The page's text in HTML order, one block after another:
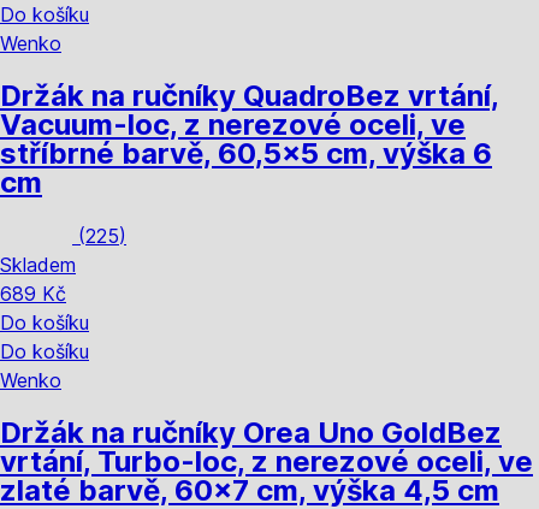
Do košíku
Wenko
Držák na ručníky QuadroBez vrtání,
Vacuum-loc, z nerezové oceli, ve
stříbrné barvě, 60,5x5 cm, výška 6
cm
(225)
Skladem
689 Kč
Do košíku
Do košíku
Wenko
Držák na ručníky Orea Uno GoldBez
vrtání, Turbo-loc, z nerezové oceli, ve
zlaté barvě, 60x7 cm, výška 4,5 cm